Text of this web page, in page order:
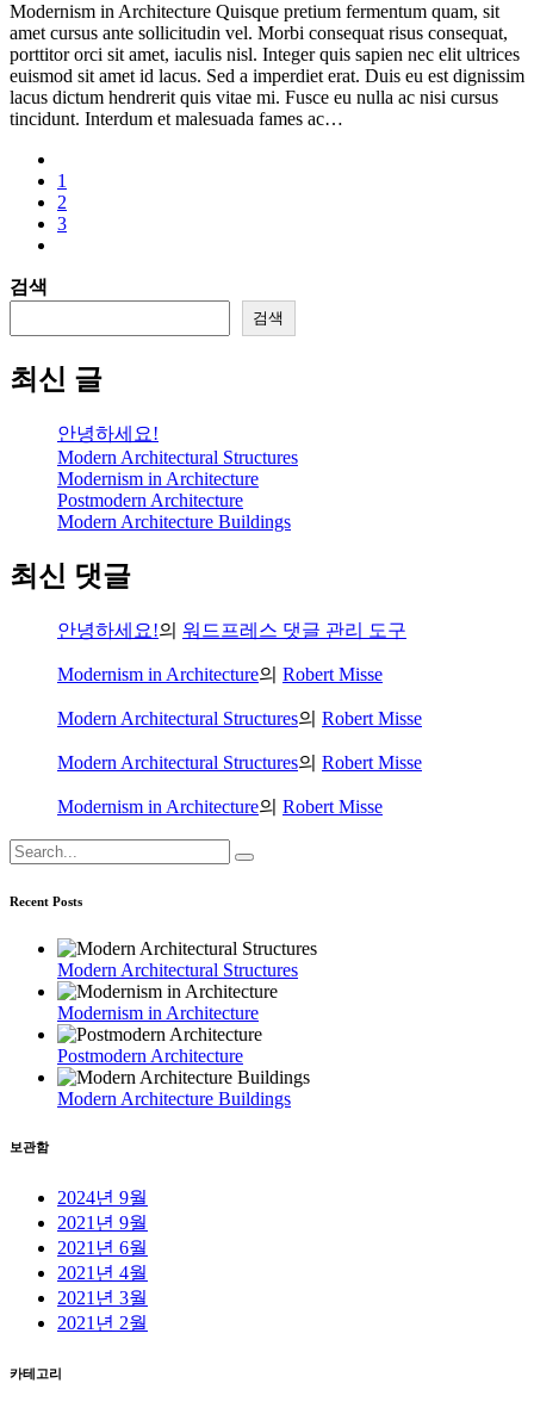
Modernism in Architecture Quisque pretium fermentum quam, sit
amet cursus ante sollicitudin vel. Morbi consequat risus consequat,
porttitor orci sit amet, iaculis nisl. Integer quis sapien nec elit ultrices
euismod sit amet id lacus. Sed a imperdiet erat. Duis eu est dignissim
lacus dictum hendrerit quis vitae mi. Fusce eu nulla ac nisi cursus
tincidunt. Interdum et malesuada fames ac…
1
2
3
검색
검색
최신 글
안녕하세요!
Modern Architectural Structures
Modernism in Architecture
Postmodern Architecture
Modern Architecture Buildings
최신 댓글
안녕하세요!의 워드프레스 댓글 관리 도구
Modernism in Architecture의 Robert Misse
Modern Architectural Structures의 Robert Misse
Modern Architectural Structures의 Robert Misse
Modernism in Architecture의 Robert Misse
Search
for:
Recent Posts
Modern Architectural Structures
Modernism in Architecture
Postmodern Architecture
Modern Architecture Buildings
보관함
2024년 9월
2021년 9월
2021년 6월
2021년 4월
2021년 3월
2021년 2월
카테고리